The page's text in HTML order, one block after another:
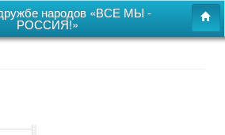
народов «ВСЕ МЫ -
РОССИЯ!»